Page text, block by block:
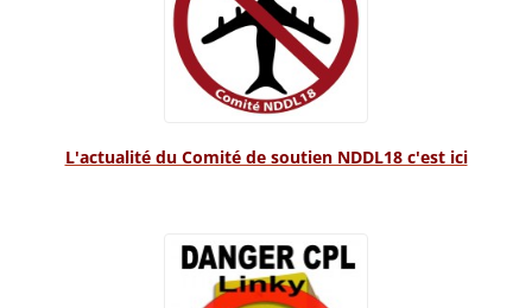
L'actualité du Comité de soutien NDDL18 c'est ici